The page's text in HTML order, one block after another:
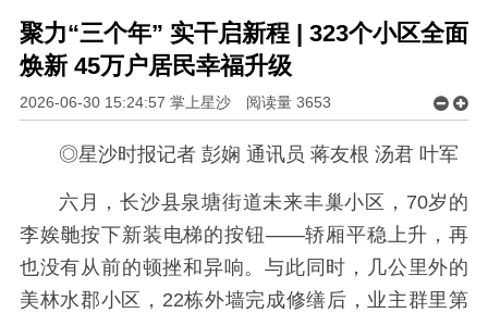
聚力“三个年” 实干启新程 | 323个小区全面
焕新 45万户居民幸福升级
2026-06-30 15:24:57 掌上星沙 阅读量 3653
◎星沙时报记者 彭娴 通讯员 蒋友根 汤君 叶军
六月，长沙县泉塘街道未来丰巢小区，70岁的
李娭毑按下新装电梯的按钮——轿厢平稳上升，再
也没有从前的顿挫和异响。与此同时，几公里外的
美林水郡小区，22栋外墙完成修缮后，业主群里第